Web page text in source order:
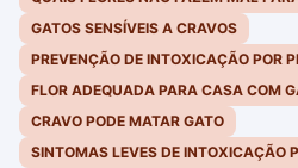
GATOS SENSÍVEIS A CRAVOS
PREVENÇÃO DE INTOXICAÇÃO POR
FLOR ADEQUADA PARA CASA COM
CRAVO PODE MATAR GATO
SINTOMAS LEVES DE INTOXICAÇÃO